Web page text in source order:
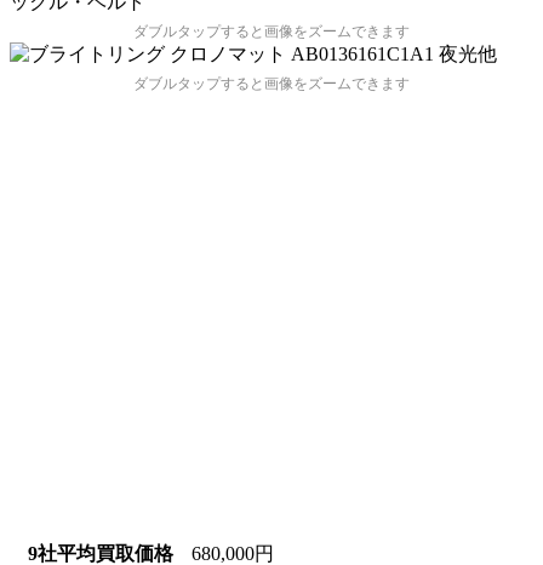
ダブルタップすると画像をズームできます
ダブルタップすると画像をズームできます
9社平均買取価格 680,000円